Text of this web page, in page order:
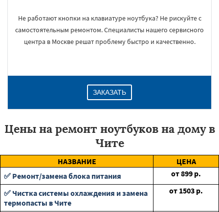
Не работают кнопки на клавиатуре ноутбука? Не рискуйте с
самостоятельным ремонтом. Специалисты нашего сервисного
центра в Москве решат проблему быстро и качественно.
ЗАКАЗАТЬ
Цены на ремонт ноутбуков на дому в
Чите
НАЗВАНИЕ
ЦЕНА
✅ Ремонт/замена блока питания
от899 р.
✅ Чистка системы охлаждения и замена
термопасты в Чите
от 1503 р.